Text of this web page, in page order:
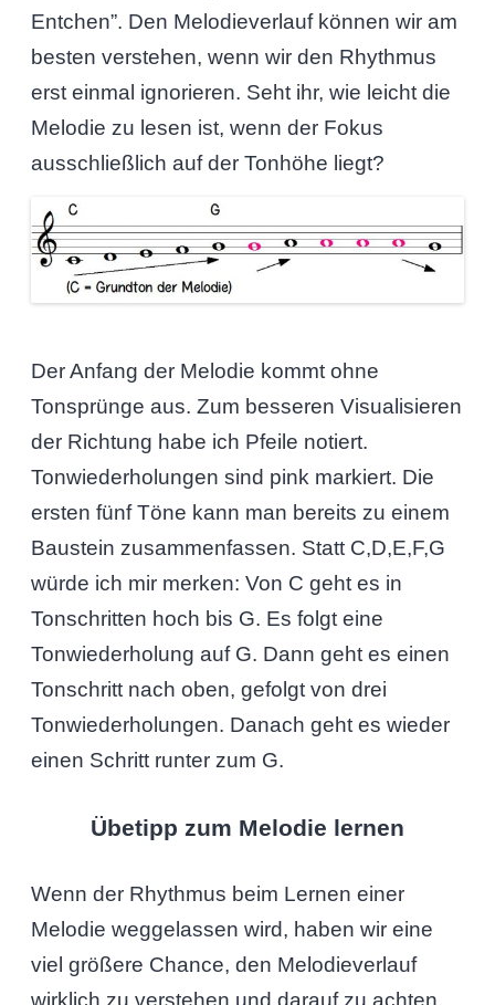
Entchen”. Den Melodieverlauf können wir am
besten verstehen, wenn wir den Rhythmus
erst einmal ignorieren. Seht ihr, wie leicht die
Melodie zu lesen ist, wenn der Fokus
ausschließlich auf der Tonhöhe liegt?
Der Anfang der Melodie kommt ohne
Tonsprünge aus. Zum besseren Visualisieren
der Richtung habe ich Pfeile notiert.
Tonwiederholungen sind pink markiert. Die
ersten fünf Töne kann man bereits zu einem
Baustein zusammenfassen. Statt C,D,E,F,G
würde ich mir merken: Von C geht es in
Tonschritten hoch bis G. Es folgt eine
Tonwiederholung auf G. Dann geht es einen
Tonschritt nach oben, gefolgt von drei
Tonwiederholungen. Danach geht es wieder
einen Schritt runter zum G.
Übetipp zum Melodie lernen
Wenn der Rhythmus beim Lernen einer
Melodie weggelassen wird, haben wir eine
viel größere Chance, den Melodieverlauf
wirklich zu verstehen und darauf zu achten,